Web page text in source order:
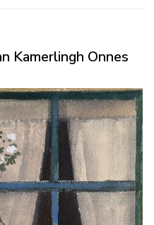
Kamerlingh Onnes